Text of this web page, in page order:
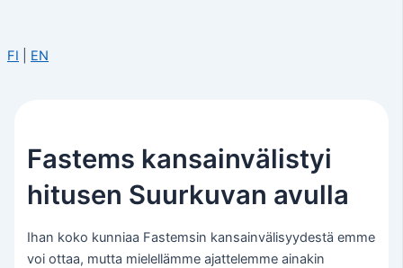
FI EN
Fastems kansainvälistyi
hitusen Suurkuvan avulla
Ihan koko kunniaa Fastemsin kansainvälisyydestä emme
voi ottaa, mutta mielellämme ajattelemme ainakin